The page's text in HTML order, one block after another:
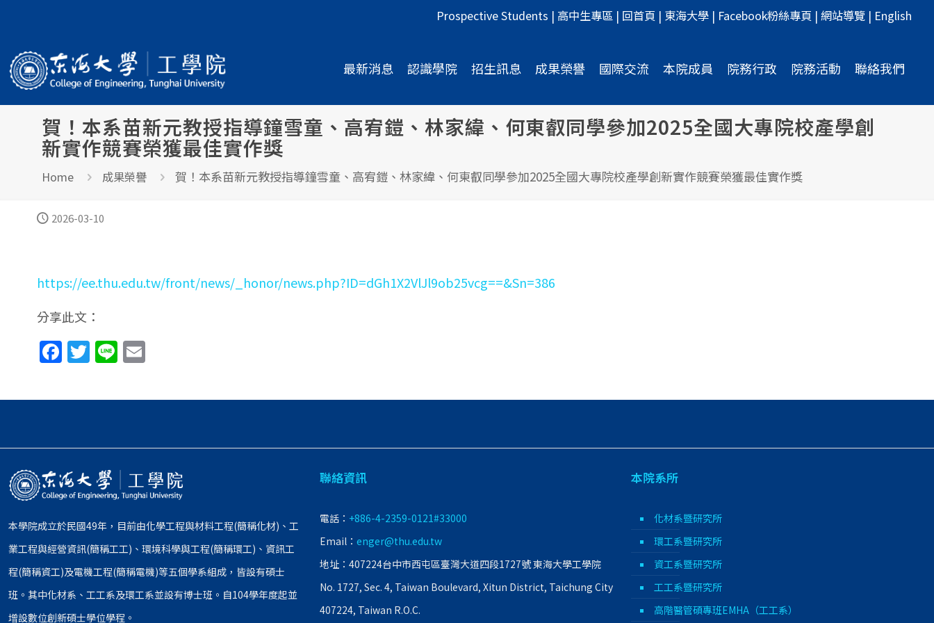
Prospective Students | 高中生專區 | 回首頁 | 東海大學 | Facebook粉絲專頁 | 網站導覽 | English
最新消息 認識學院 招生訊息 成果榮譽 國際交流 本院成員 院務行政 院務活動 聯絡我們
賀！本系苗新元教授指導鐘雪童、高宥鎧、林家緯、何東叡同學參加2025全國大專院校產學創
新實作競賽榮獲最佳實作獎
Home 成果榮譽 賀！本系苗新元教授指導鐘雪童、高宥鎧、林家緯、何東叡同學參加2025全國大專院校產學創新實作競賽榮獲最佳實作獎
2026-03-10
https://ee.thu.edu.tw/front/news/_honor/news.php?ID=dGh1X2VlJl9ob25vcg==&Sn=386
分享此文：
Facebook
Twitter
Line
本學院成立於民國49年，目前由化學工程與材料工程(簡稱化材)、工
業工程與經營資訊(簡稱工工)、環境科學與工程(簡稱環工)、資訊工
程(簡稱資工)及電機工程(簡稱電機)等五個學系組成，皆設有碩士
班。其中化材系、工工系及環工系並設有博士班。自104學年度起並
增設數位創新碩士學位學程。
聯絡資訊
電話： +886-4-2359-0121#33000
Email： enger@thu.edu.tw
地址：407224台中市西屯區臺灣大道四段1727號 東海大學工學院
No. 1727, Sec. 4, Taiwan Boulevard, Xitun District, Taichung City
407224, Taiwan R.O.C.
本院系所
化材系暨研究所
環工系暨研究所
資工系暨研究所
工工系暨研究所
高階醫管碩專班EMHA（工工系）